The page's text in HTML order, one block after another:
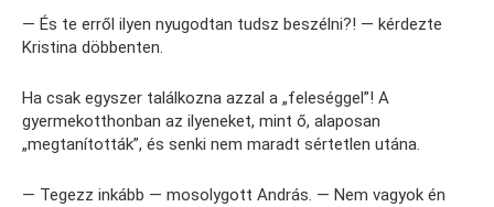
— És te erről ilyen nyugodtan tudsz beszélni?! — kérdezte
Kristina döbbenten.
Ha csak egyszer találkozna azzal a „feleséggel”! A
gyermekotthonban az ilyeneket, mint ő, alaposan
„megtanították”, és senki nem maradt sértetlen utána.
— Tegezz inkább — mosolygott András. — Nem vagyok én